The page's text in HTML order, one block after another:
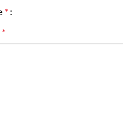
*
*